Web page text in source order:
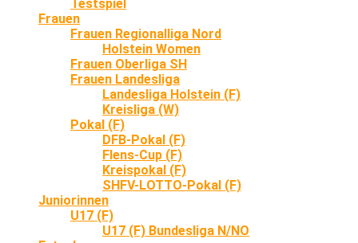
Testspiel
Frauen
Frauen Regionalliga Nord
Holstein Women
Frauen Oberliga SH
Frauen Landesliga
Landesliga Holstein (F)
Kreisliga (W)
Pokal (F)
DFB-Pokal (F)
Flens-Cup (F)
Kreispokal (F)
SHFV-LOTTO-Pokal (F)
Juniorinnen
U17 (F)
U17 (F) Bundesliga N/NO